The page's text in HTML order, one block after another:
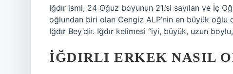
Iğdır ismi; 24 Oğuz boyunun 21.’si sayılan ve İç
oğlundan biri olan Cengiz ALP’nin en büyük oğlu
Iğdır Bey’dir. Iğdır kelimesi “iyi, büyük, uzun
İĞDIRLI ERKEK NASIL